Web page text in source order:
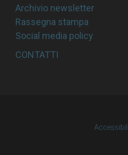
Archivio newsletter
Rassegna stampa
Social media policy
CONTATTI